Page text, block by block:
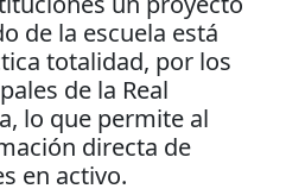
de la escuela está
totalidad, por los
de la Real
lo que permite al
directa de
en activo.